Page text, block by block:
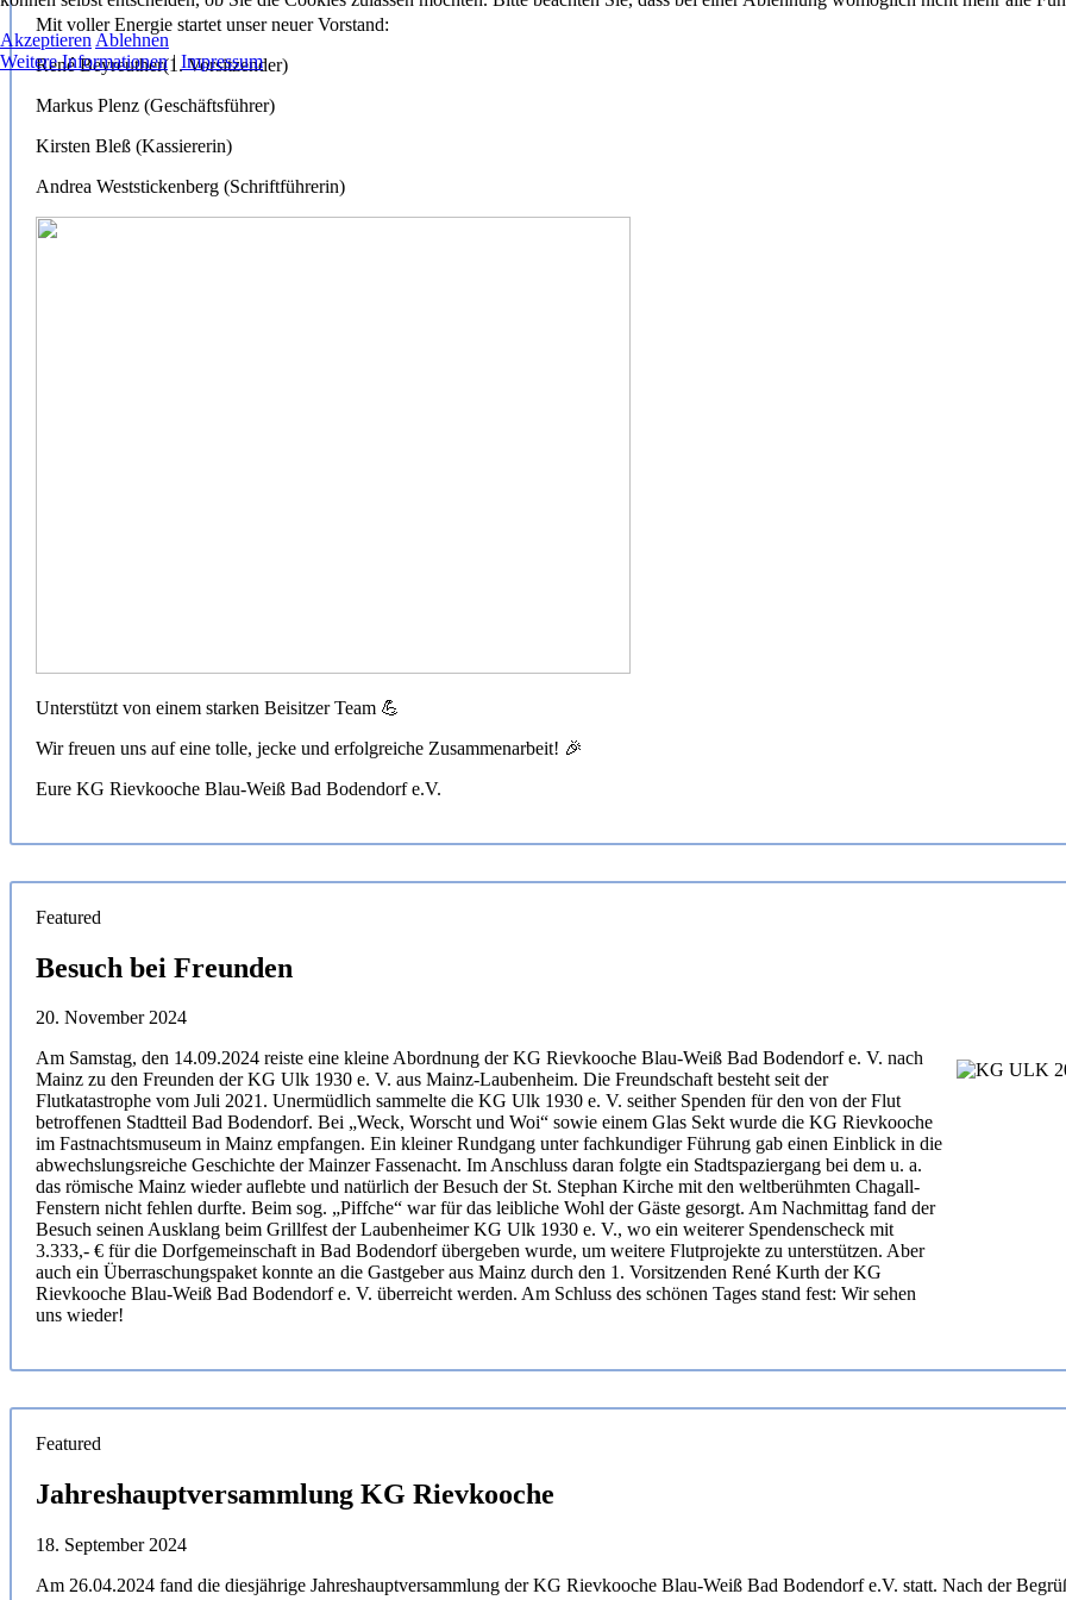
Mit voller Energie startet unser neuer Vorstand:
René Beyreuther(1. Vorsitzender)
Markus Plenz (Geschäftsführer)
Kirsten Bleß (Kassiererin)
Andrea Weststickenberg (Schriftführerin)
Unterstützt von einem starken Beisitzer Team 💪
Wir freuen uns auf eine tolle, jecke und erfolgreiche Zusammenarbeit! 🎉
Eure KG Rievkooche Blau-Weiß Bad Bodendorf e.V.
Featured
Besuch bei Freunden
20. November 2024
Am Samstag, den 14.09.2024 reiste eine kleine Abordnung der KG Rievkooche Blau-Weiß Bad Bodendorf e. V. nach
Mainz zu den Freunden der KG Ulk 1930 e. V. aus Mainz-Laubenheim. Die Freundschaft besteht seit der
Flutkatastrophe vom Juli 2021. Unermüdlich sammelte die KG Ulk 1930 e. V. seither Spenden für den von der Flut
betroffenen Stadtteil Bad Bodendorf. Bei „Weck, Worscht und Woi“ sowie einem Glas Sekt wurde die KG Rievkooche
im Fastnachtsmuseum in Mainz empfangen. Ein kleiner Rundgang unter fachkundiger Führung gab einen Einblick in die
abwechslungsreiche Geschichte der Mainzer Fassenacht. Im Anschluss daran folgte ein Stadtspaziergang bei dem u. a.
das römische Mainz wieder auflebte und natürlich der Besuch der St. Stephan Kirche mit den weltberühmten Chagall-
Fenstern nicht fehlen durfte. Beim sog. „Piffche“ war für das leibliche Wohl der Gäste gesorgt. Am Nachmittag fand der
Besuch seinen Ausklang beim Grillfest der Laubenheimer KG Ulk 1930 e. V., wo ein weiterer Spendenscheck mit
3.333,- € für die Dorfgemeinschaft in Bad Bodendorf übergeben wurde, um weitere Flutprojekte zu unterstützen. Aber
auch ein Überraschungspaket konnte an die Gastgeber aus Mainz durch den 1. Vorsitzenden René Kurth der KG
Rievkooche Blau-Weiß Bad Bodendorf e. V. überreicht werden. Am Schluss des schönen Tages stand fest: Wir sehen
uns wieder!
Featured
Jahreshauptversammlung KG Rievkooche
18. September 2024
Am 26.04.2024 fand die diesjährige Jahreshauptversammlung der KG Rievkooche Blau-Weiß Bad Bodendorf e.V. statt. Nach der
Akzeptieren Ablehnen
Weitere Informationen| Impressum